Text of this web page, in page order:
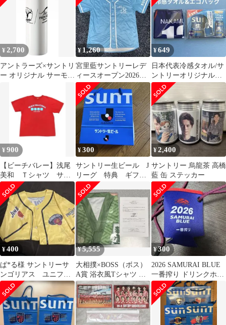
¥2,700
アントラーズ×サントリ
ー オリジナル サーモボ
¥1,260
宮里藍サントリーレデ
ィースオープン2026応
援シャツ ゴルフ
¥649
日本代表冷感タオル/サ
ントリーオリジナルエ
コバッグセット❗️
¥900
【ビーチバレー】浅尾
美和 Ｔシャツ サン
トリープレミアムモル
ツ 赤 Fサイズ
¥300
サントリー生ビール J
リーグ 特典 ギフト
用 紙袋
¥2,400
サントリー 烏龍茶 高橋
藍 缶 ステッカー
¥400
ぱ*る様 サントリーサ
ンゴリアス ユニフォ
ーム
¥5,555
大相撲×BOSS（ボス）
A賞 浴衣風Tシャツ 翠
富士
¥300
2026 SAMURAI BLUE
一番搾り ドリンクホル
ダー 非売品